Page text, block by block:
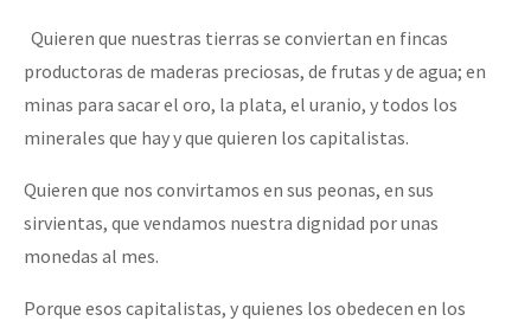
Quieren que nuestras tierras se conviertan en fincas
productoras de maderas preciosas, de frutas y de agua; en
minas para sacar el oro, la plata, el uranio, y todos los
minerales que hay y que quieren los capitalistas.
Quieren que nos convirtamos en sus peonas, en sus
sirvientas, que vendamos nuestra dignidad por unas
monedas al mes.
Porque esos capitalistas, y quienes los obedecen en los